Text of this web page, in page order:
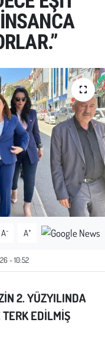
A- A+
- 10:52
2. YÜZYILINDA
EDİLMİŞ